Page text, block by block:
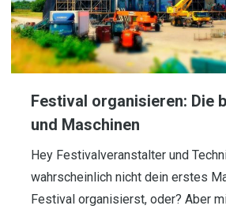
Festival organisieren: Die
und Maschinen
Hey Festivalveranstalter und
wahrscheinlich nicht dein erstes
Festival organisierst, oder? Aber